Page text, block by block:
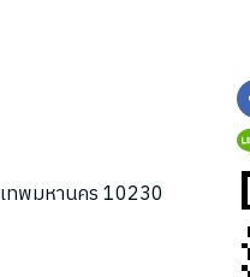
เทพมหานคร 10230